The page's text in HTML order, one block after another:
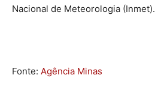
Nacional de Meteorologia (Inmet).
Fonte: Agência Minas